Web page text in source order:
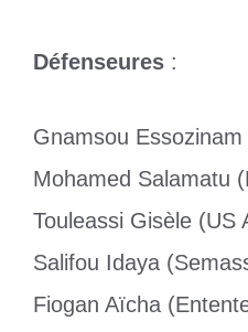
Défenseures :
Gnamsou
Mohamed Salamatu
Touleassi Gisèle (US
Salifou Idaya
Fiogan Aïcha